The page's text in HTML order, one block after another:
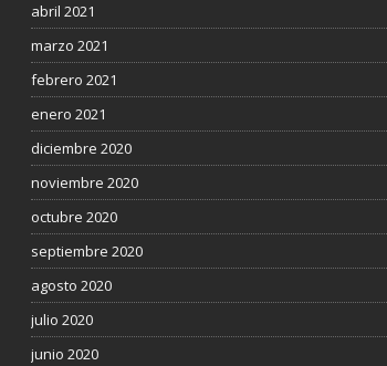
abril 2021
marzo 2021
febrero 2021
enero 2021
diciembre 2020
noviembre 2020
octubre 2020
septiembre 2020
agosto 2020
julio 2020
junio 2020